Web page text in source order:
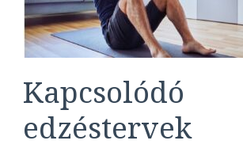
Kapcsolódó
edzéstervek